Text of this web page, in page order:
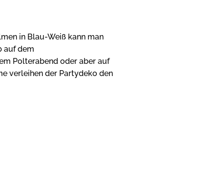
in Blau-Weiß kann man
auf dem
Polterabend oder aber auf
verleihen der Partydeko den